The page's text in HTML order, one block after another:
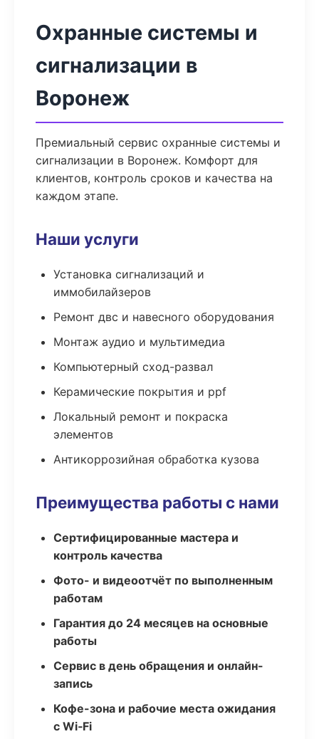
Охранные системы и
сигнализации в
Воронеж
Премиальный сервис охранные системы и
сигнализации в Воронеж. Комфорт для
клиентов, контроль сроков и качества на
каждом этапе.
Наши услуги
Установка сигнализаций и
иммобилайзеров
Ремонт двс и навесного оборудования
Монтаж аудио и мультимедиа
Компьютерный сход-развал
Керамические покрытия и ppf
Локальный ремонт и покраска
элементов
Антикоррозийная обработка кузова
Преимущества работы с нами
Сертифицированные мастера и
контроль качества
Фото- и видеоотчёт по выполненным
работам
Гарантия до 24 месяцев на основные
работы
Сервис в день обращения и онлайн-
запись
Кофе-зона и рабочие места ожидания
с Wi‑Fi